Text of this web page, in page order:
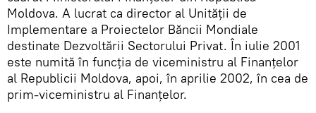
Moldova. A lucrat ca director al Unității de
Implementare a Proiectelor Băncii Mondiale
destinate Dezvoltării Sectorului Privat. În iulie 2001
este numită în funcția de viceministru al Finanțelor
al Republicii Moldova, apoi, în aprilie 2002, în cea de
prim-viceministru al Finanțelor.